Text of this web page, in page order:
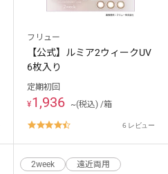
フリュー
【公式】ルミア2ウィークUV
6枚入り
定期初回
¥1,936 ~(税込) /箱
4.5
rating
6 レビュー
2week 遠近両用